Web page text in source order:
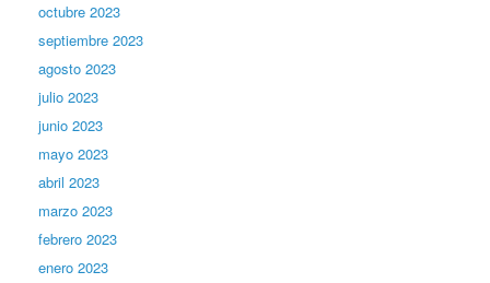
octubre 2023
septiembre 2023
agosto 2023
julio 2023
junio 2023
mayo 2023
abril 2023
marzo 2023
febrero 2023
enero 2023